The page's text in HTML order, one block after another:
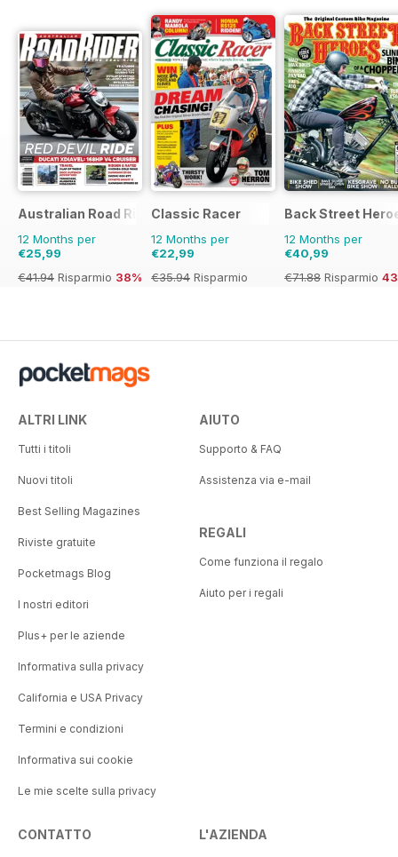
Australian Road Rider
12 Months per
€25,99
€41.94 Risparmio 38%
Classic Racer
12 Months per
€22,99
€35.94 Risparmio
Back Street
12 Months per
€40,99
€71.88 Risparmio
ALTRI LINK
Tutti i titoli
Nuovi titoli
Best Selling Magazines
Riviste gratuite
Pocketmags Blog
I nostri editori
Plus+ per le aziende
Informativa sulla privacy
California e USA Privacy
Termini e condizioni
Informativa sui cookie
Le mie scelte sulla privacy
AIUTO
Supporto & FAQ
Assistenza via e-mail
REGALI
Come funziona il regalo
Aiuto per i regali
CONTATTO L'AZIENDA